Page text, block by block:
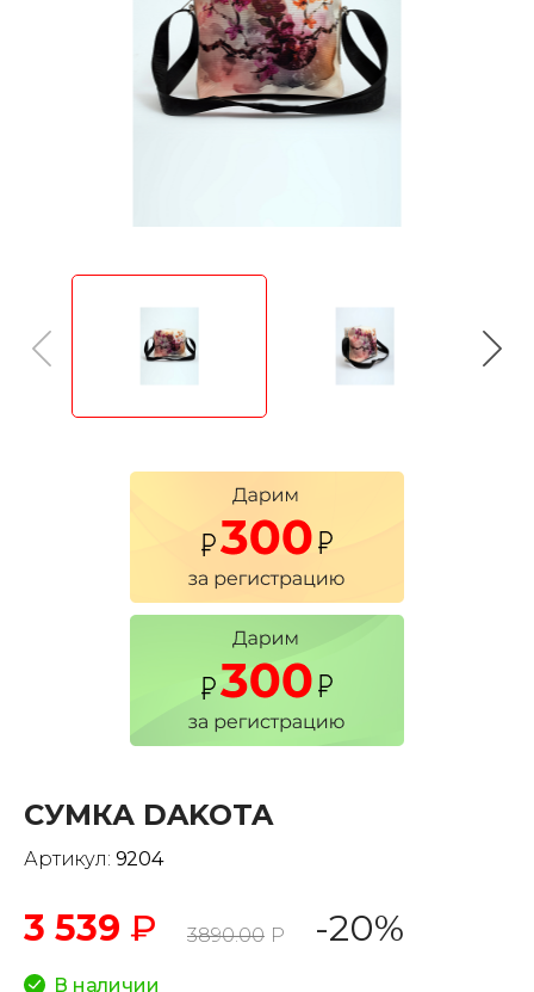
СУМКА DAKOTA
Артикул: 9204
3 539 ₽ 3890.00 Р -20%
В наличии